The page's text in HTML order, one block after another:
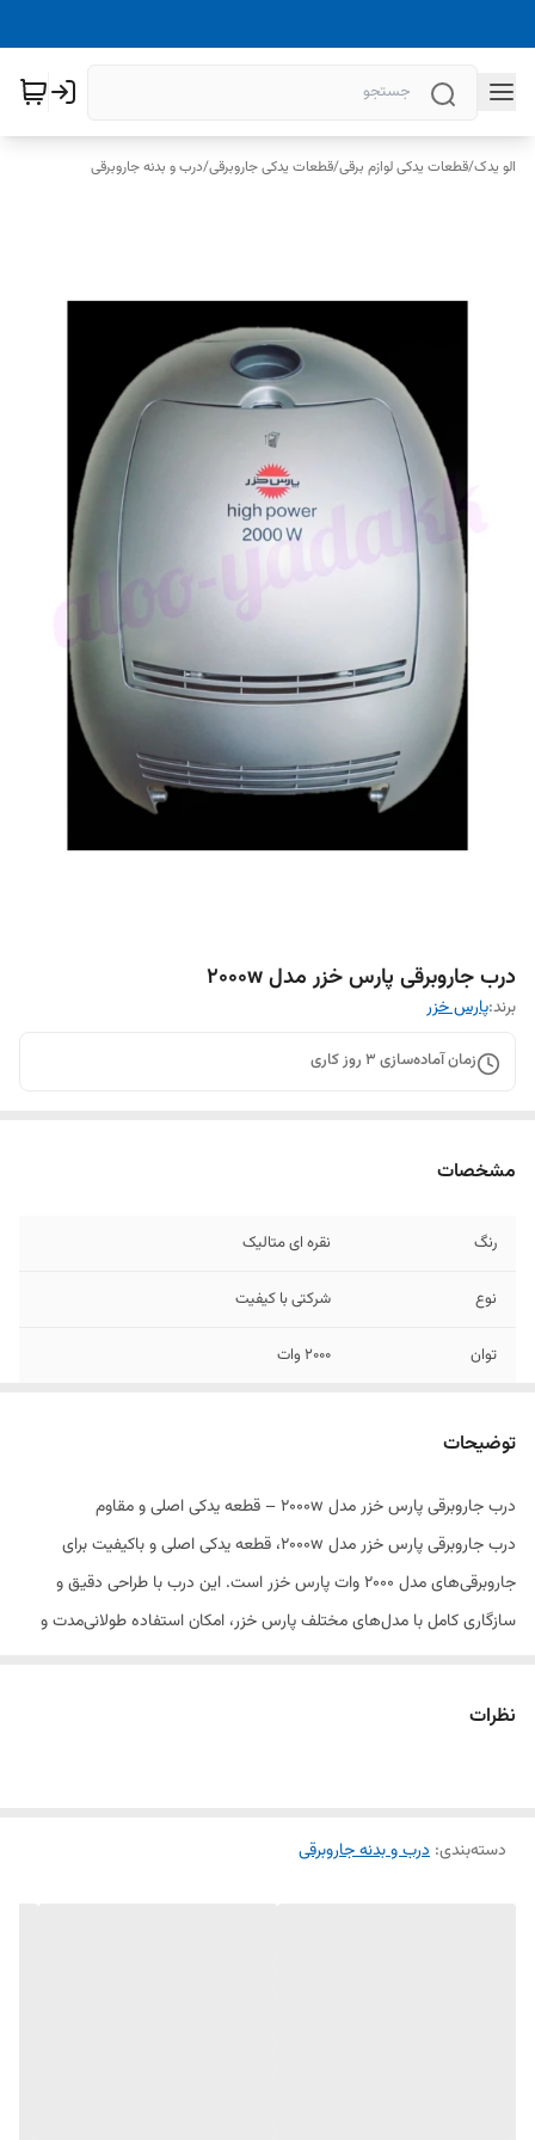
الو یدک/قطعات یدکی لوازم برقی/قطعات یدکی جاروبرقی/درب و بدنه جاروبرقی
درب جاروبرقی پارس خزر مدل ۲۰۰۰w
برند:پارس خزر
زمان آماده‌سازی 3 روز کاری
مشخصات
رنگ نقره ای متالیک
نوع شرکتی با کیفیت
توان ۲۰۰۰ وات
توضیحات
درب جاروبرقی پارس خزر مدل ۲۰۰۰w – قطعه یدکی اصلی و مقاوم
درب جاروبرقی پارس خزر مدل ۲۰۰۰w، قطعه یدکی اصلی و باکیفیت برای
جاروبرقی‌های مدل ۲۰۰۰ وات پارس خزر است. این درب با طراحی دقیق و
سازگاری کامل با مدل‌های مختلف پارس خزر، امکان استفاده طولانی‌مدت و
به ابزار خاص انجام می‌شود. این محصول با قیمت اقتصادی و کیفیت ساخت
نظرات
دسته‌بندی: درب و بدنه جاروبرقی